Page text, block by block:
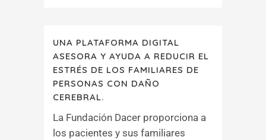
UNA PLATAFORMA DIGITAL
ASESORA Y AYUDA A REDUCIR EL
ESTRÉS DE LOS FAMILIARES DE
PERSONAS CON DAÑO
CEREBRAL.
La Fundación Dacer proporciona a
los pacientes y sus familiares